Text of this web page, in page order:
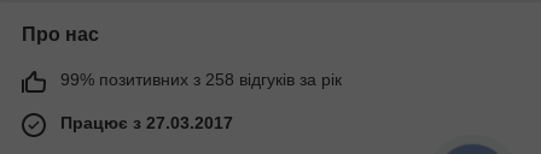
Про нас
99% позитивних з 258 відгуків за рік
Працює з 27.03.2017